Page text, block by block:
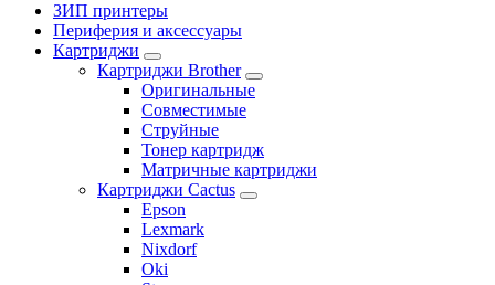
ЗИП принтеры
Периферия и аксессуары
Картриджи
Картриджи Brother
Оригинальные
Совместимые
Струйные
Тонер картридж
Матричные картриджи
Картриджи Cactus
Epson
Lexmark
Nixdorf
Oki